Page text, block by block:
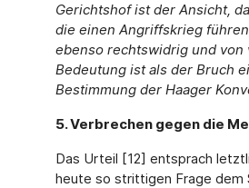
Gerichtshof ist der Ansicht,
die einen Angriffskrieg
ebenso rechtswidrig und von
Bedeutung ist als der Bruch
Bestimmung der Haager
5. Verbrechen gegen die
Das Urteil [12] entsprach
heute so strittigen Frage dem